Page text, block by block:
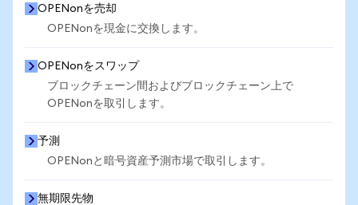
OPENonを売却
OPENonを現金に交換します。
OPENonをスワップ
ブロックチェーン間およびブロックチェーン上で
OPENonを取引します。
予測
OPENonと暗号資産予測市場で取引します。
無期限先物